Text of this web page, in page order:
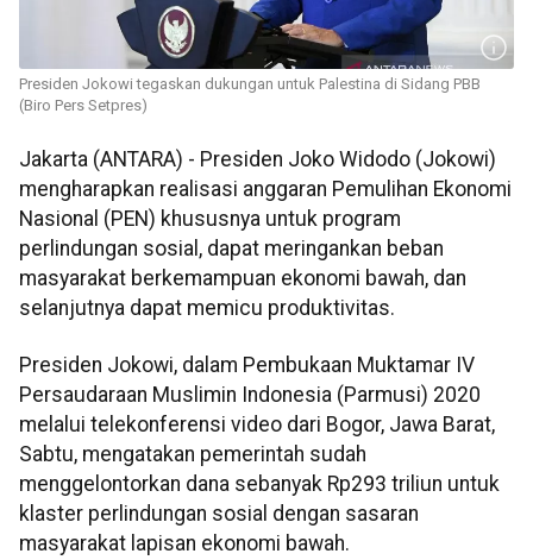
Presiden Jokowi tegaskan dukungan untuk Palestina di Sidang PBB
(Biro Pers Setpres)
Jakarta (ANTARA) - Presiden Joko Widodo (Jokowi)
mengharapkan realisasi anggaran Pemulihan Ekonomi
Nasional (PEN) khususnya untuk program
perlindungan sosial, dapat meringankan beban
masyarakat berkemampuan ekonomi bawah, dan
selanjutnya dapat memicu produktivitas.
Presiden Jokowi, dalam Pembukaan Muktamar IV
Persaudaraan Muslimin Indonesia (Parmusi) 2020
melalui telekonferensi video dari Bogor, Jawa Barat,
Sabtu, mengatakan pemerintah sudah
menggelontorkan dana sebanyak Rp293 triliun untuk
klaster perlindungan sosial dengan sasaran
masyarakat lapisan ekonomi bawah.